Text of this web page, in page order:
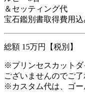
＆セッティング代
宝石鑑別書取得費用込
総額 15万円【税別】
※プリンセスカットダ
ございませんのでご了
※カスタム代は、ゴー